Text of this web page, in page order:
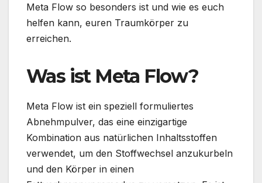
Meta Flow so besonders ist und wie es euch
helfen kann, euren Traumkörper zu
erreichen.
Was ist Meta Flow?
Meta Flow ist ein speziell formuliertes
Abnehmpulver, das eine einzigartige
Kombination aus natürlichen Inhaltsstoffen
verwendet, um den Stoffwechsel anzukurbeln
und den Körper in einen